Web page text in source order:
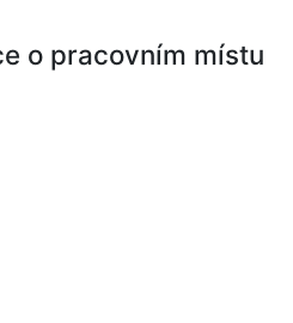
o pracovním místu